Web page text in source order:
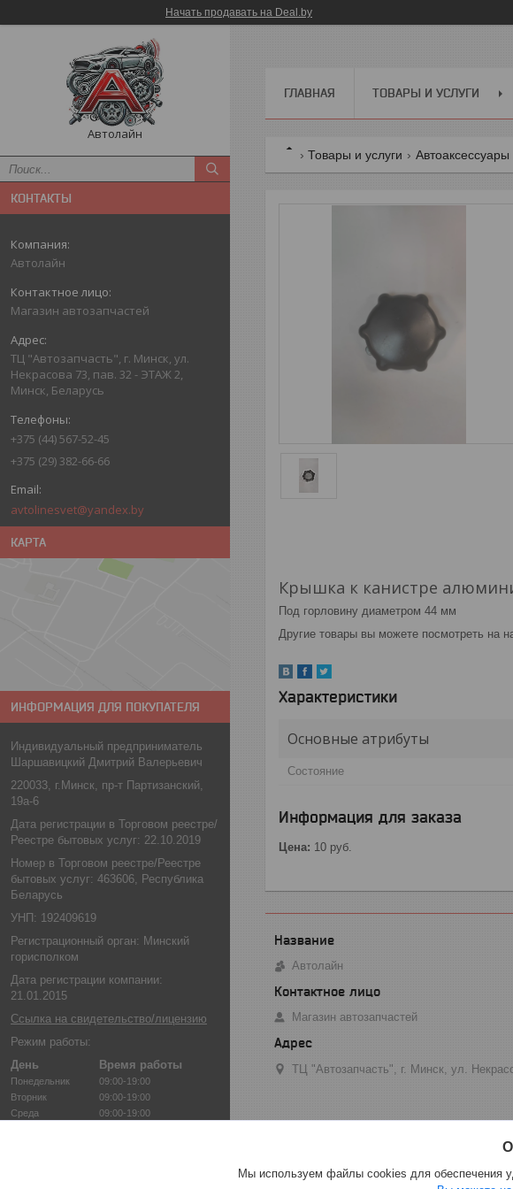
Начать продавать на Deal.by
Автолайн
КОНТАКТЫ
Автолайн
Магазин автозапчастей
ТЦ "Автозапчасть", г. Минск, ул.
Некрасова 73, пав. 32 - ЭТАЖ 2,
Минск, Беларусь
+375 (44) 567-52-45
+375 (29) 382-66-66
avtolinesvet@yandex.by
КАРТА
ИНФОРМАЦИЯ ДЛЯ ПОКУПАТЕЛЯ
Индивидуальный предприниматель
Шаршавицкий Дмитрий Валерьевич
220033, г.Минск, пр-т Партизанский,
19а-6
Дата регистрации в Торговом реестре/
Реестре бытовых услуг: 22.10.2019
Номер в Торговом реестре/Реестре
бытовых услуг: 463606, Республика
Беларусь
УНП: 192409619
Регистрационный орган: Минский
горисполком
Дата регистрации компании:
21.01.2015
Ссылка на свидетельство/лицензию
Режим работы:
День
Время работы
Понедельник
09:00-19:00
Вторник
09:00-19:00
Среда
09:00-19:00
ГЛАВНАЯ ТОВАРЫ И УСЛУГИ
Товары и услуги Автоаксессуары
Крышка к канистре
Под горловину диаметром 44 мм
Другие товары вы можете посмотреть на
Характеристики
Основные атрибуты
Состояние
Информация для заказа
Цена: 10 руб.
Автолайн
Магазин автозапчастей
ТЦ "Автозапчасть", г. Минск, ул.
Мы используем файлы cookies для обеспечения